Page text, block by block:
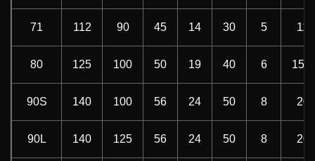
71 112 90 45 14 30 5 11
80 125 100 50 19 40 6 15.5
90S 140 100 56 24 50 8 20
90L 140 125 56 24 50 8 20